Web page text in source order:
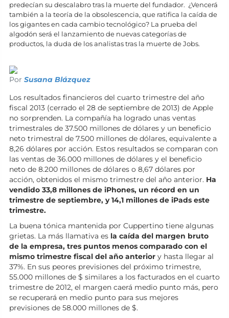
predecían su descalabro tras la muerte del fundador. ¿Vencerá
también a la teoría de la obsolescencia, que ratifica la caída de
los gigantes en cada cambio tecnológico? La prueba del
algodón será el lanzamiento de nuevas categorías de
productos, la duda de los analistas tras la muerte de Jobs.
Por Susana Blázquez
Los resultados financieros del cuarto trimestre del año
fiscal 2013 (cerrado el 28 de septiembre de 2013) de Apple
no sorprenden. La compañía ha logrado unas ventas
trimestrales de 37.500 millones de dólares y un beneficio
neto trimestral de 7.500 millones de dólares, equivalente a
8,26 dólares por acción. Estos resultados se comparan con
las ventas de 36.000 millones de dólares y el beneficio
neto de 8.200 millones de dólares o 8,67 dólares por
acción, obtenidos el mismo trimestre del año anterior. Ha
vendido 33,8 millones de iPhones, un récord en un
trimestre de septiembre, y 14,1 millones de iPads este
trimestre.
La buena tónica mantenida por Cuppertino tiene algunas
grietas. La más llamativa es la caída del margen bruto
de la empresa, tres puntos menos comparado con el
mismo trimestre fiscal del año anterior y hasta llegar al
37%. En sus peores previsiones del próximo trimestre,
55.000 millones de $ similares a los facturados en el cuarto
trimestre de 2012, el margen caerá medio punto más, pero
se recuperará en medio punto para sus mejores
previsiones de 58.000 millones de $.